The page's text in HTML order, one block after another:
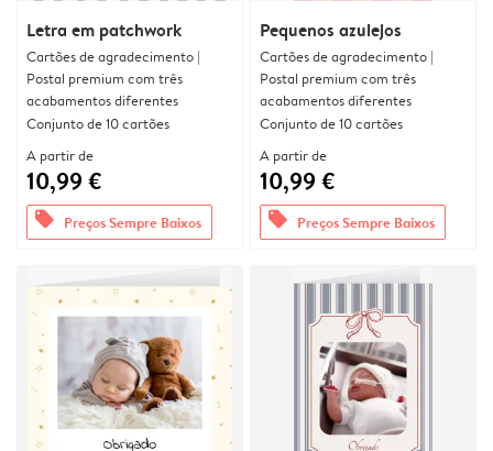
Letra em patchwork
Cartões de agradecimento |
Postal premium com três
acabamentos diferentes
Conjunto de 10 cartões
A partir de
10,99 €
offers Preços Sempre Baixos
Pequenos azulejos
Cartões de agradecimento |
Postal premium com três
acabamentos diferentes
Conjunto de 10 cartões
A partir de
10,99 €
offers Preços Sempre Baixos